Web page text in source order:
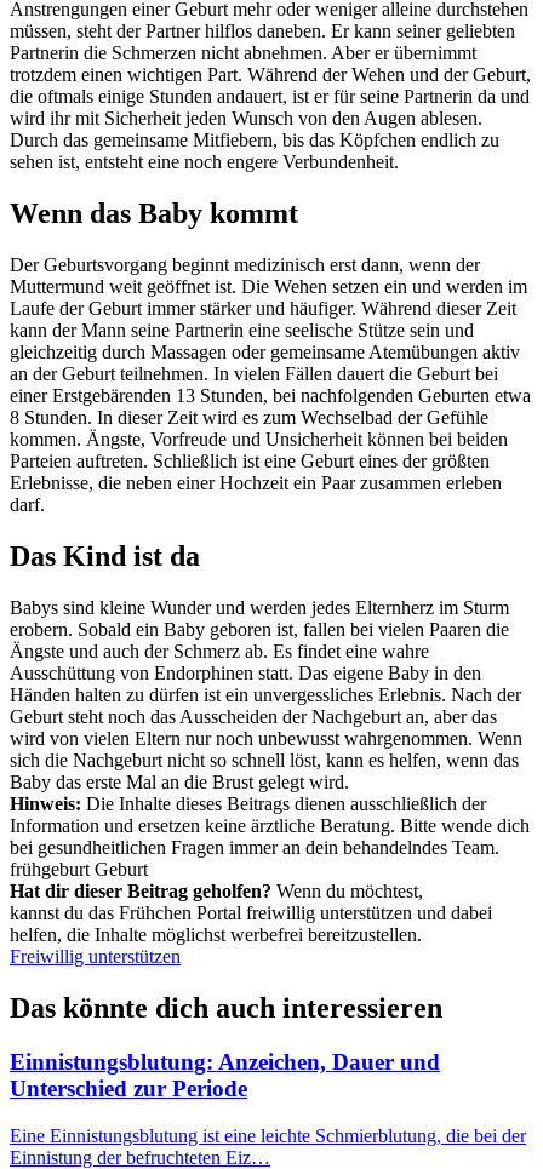
Anstrengungen einer Geburt mehr oder weniger alleine durchstehen
müssen, steht der Partner hilflos daneben. Er kann seiner geliebten
Partnerin die Schmerzen nicht abnehmen. Aber er übernimmt
trotzdem einen wichtigen Part. Während der Wehen und der Geburt,
die oftmals einige Stunden andauert, ist er für seine Partnerin da und
wird ihr mit Sicherheit jeden Wunsch von den Augen ablesen.
Durch das gemeinsame Mitfiebern, bis das Köpfchen endlich zu
sehen ist, entsteht eine noch engere Verbundenheit.
Wenn das Baby kommt
Der Geburtsvorgang beginnt medizinisch erst dann, wenn der
Muttermund weit geöffnet ist. Die Wehen setzen ein und werden im
Laufe der Geburt immer stärker und häufiger. Während dieser Zeit
kann der Mann seine Partnerin eine seelische Stütze sein und
gleichzeitig durch Massagen oder gemeinsame Atemübungen aktiv
an der Geburt teilnehmen. In vielen Fällen dauert die Geburt bei
einer Erstgebärenden 13 Stunden, bei nachfolgenden Geburten etwa
8 Stunden. In dieser Zeit wird es zum Wechselbad der Gefühle
kommen. Ängste, Vorfreude und Unsicherheit können bei beiden
Parteien auftreten. Schließlich ist eine Geburt eines der größten
Erlebnisse, die neben einer Hochzeit ein Paar zusammen erleben
darf.
Das Kind ist da
Babys sind kleine Wunder und werden jedes Elternherz im Sturm
erobern. Sobald ein Baby geboren ist, fallen bei vielen Paaren die
Ängste und auch der Schmerz ab. Es findet eine wahre
Ausschüttung von Endorphinen statt. Das eigene Baby in den
Händen halten zu dürfen ist ein unvergessliches Erlebnis. Nach der
Geburt steht noch das Ausscheiden der Nachgeburt an, aber das
wird von vielen Eltern nur noch unbewusst wahrgenommen. Wenn
sich die Nachgeburt nicht so schnell löst, kann es helfen, wenn das
Baby das erste Mal an die Brust gelegt wird.
Hinweis: Die Inhalte dieses Beitrags dienen ausschließlich der
Information und ersetzen keine ärztliche Beratung. Bitte wende dich
bei gesundheitlichen Fragen immer an dein behandelndes Team.
frühgeburt Geburt
Hat dir dieser Beitrag geholfen? Wenn du möchtest,
kannst du das Frühchen Portal freiwillig unterstützen und dabei
helfen, die Inhalte möglichst werbefrei bereitzustellen.
Freiwillig unterstützen
Das könnte dich auch interessieren
Einnistungsblutung: Anzeichen, Dauer und
Unterschied zur Periode
Eine Einnistungsblutung ist eine leichte Schmierblutung, die bei der
Einnistung der befruchteten Eiz…